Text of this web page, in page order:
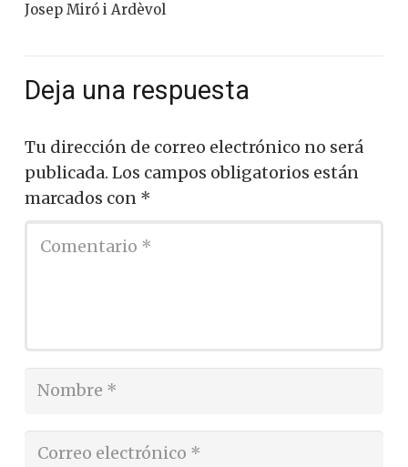
Josep Miró i Ardèvol
Deja una respuesta
Tu dirección de correo electrónico no será
publicada. Los campos obligatorios están
marcados con *